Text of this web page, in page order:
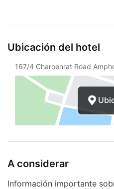
ruedas
Sala de TV
Piscina accesible
Área designada
Ubicación del hotel
167/4 Charoenrat Road
A considerar
Información importante